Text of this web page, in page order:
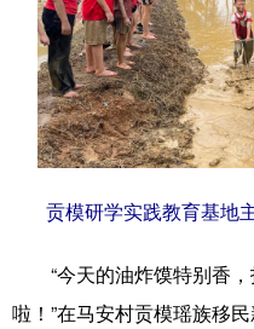
贡模研学实践教育基地
“今天的油炸馍特别香，
啦！”在马安村贡模瑶族移